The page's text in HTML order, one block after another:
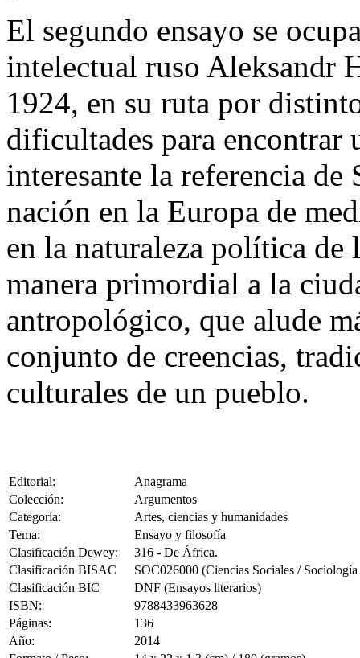
El segundo ensayo se
intelectual ruso Aleksandr
1924, en su ruta por
dificultades para encontrar
interesante la referencia de
nación en la Europa de
en la naturaleza política de
manera primordial a la
antropológico, que alude
conjunto de creencias,
culturales de un pueblo.
Editorial:
Anagrama
Colección:
Argumentos
Categoría:
Artes, ciencias y humanidades
Tema:
Ensayo y filosofía
Clasificación Dewey:
316 - De África.
Clasificación BISAC
SOC026000 (Ciencias Sociales /
Clasificación BIC
DNF (Ensayos literarios)
ISBN:
9788433963628
Páginas:
136
Año:
2014